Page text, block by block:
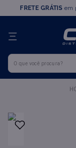
FRETE GRÁTIS em
O que você procura?
TERMOS MAIS
1º
farinha trigo
º
chocolate
3º
nutella
5º